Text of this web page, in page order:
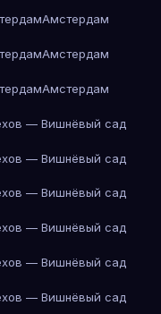
Амстердам
Амстердам
Амстердам
— Вишнёвый сад
— Вишнёвый сад
— Вишнёвый сад
— Вишнёвый сад
— Вишнёвый сад
— Вишнёвый сад